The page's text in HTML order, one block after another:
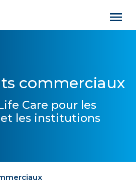
commerciaux
Care pour les
les institutions